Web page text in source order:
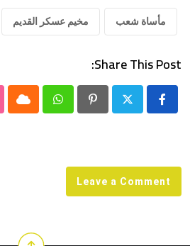
مأساة شعب مخيم عسكر القديم
Share This Post:
Pinterest
Whatsapp
Cloud
Leave a Comment